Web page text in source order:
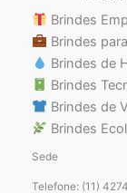
Brindes
Brindes
Brindes de
Brindes
Brindes de
Brindes
Sede
Telefone: (11)